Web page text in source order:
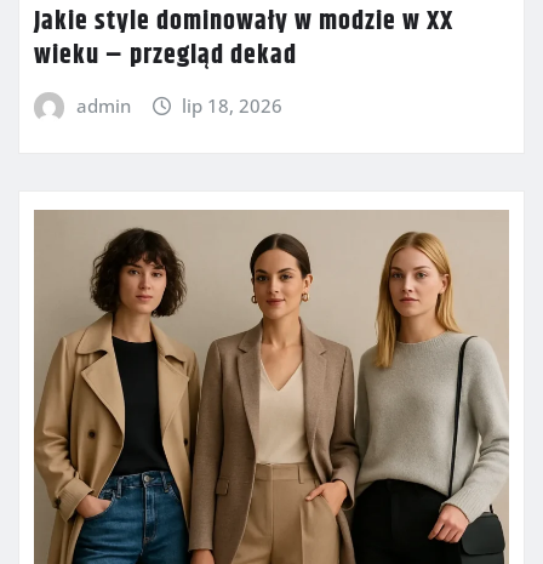
Jakie style dominowały w modzie w XX
wieku – przegląd dekad
admin lip 18, 2026